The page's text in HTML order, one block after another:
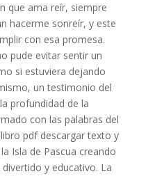
que ama reír, siempre
hacerme sonreír, y este
con esa promesa.
pude evitar sentir un
si estuviera dejando
un testimonio del
profundidad de la
con las palabras del
pdf descargar texto y
Isla de Pascua creando
y educativo. La